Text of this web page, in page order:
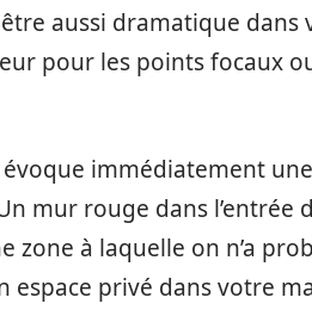
aussi dramatique dans
pour les points focaux
immédiatement
mur rouge dans l’entrée
zone à laquelle on n’a
privé dans votre